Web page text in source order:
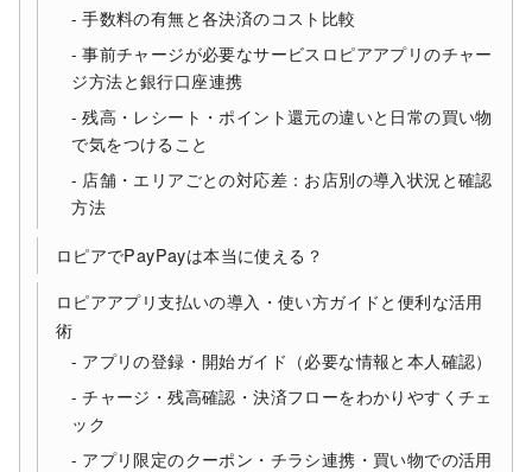
手数料の有無と各決済のコスト比較
事前チャージが必要なサービスロピアアプリのチャー
ジ方法と銀行口座連携
残高・レシート・ポイント還元の違いと日常の買い物
で気をつけること
店舗・エリアごとの対応差：お店別の導入状況と確認
方法
ロピアでPayPayは本当に使える？
ロピアアプリ支払いの導入・使い方ガイドと便利な活用
術
アプリの登録・開始ガイド（必要な情報と本人確認）
チャージ・残高確認・決済フローをわかりやすくチェ
ック
アプリ限定のクーポン・チラシ連携・買い物での活用